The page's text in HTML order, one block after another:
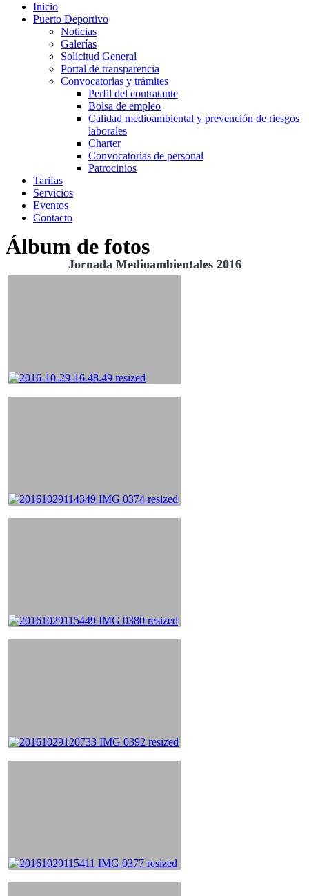
Inicio
Puerto Deportivo
Noticias
Galerías
Solicitud General
Portal de transparencia
Convocatorias y trámites
Perfil del contratante
Bolsa de empleo
Calidad medioambiental y prevención de riesgos
laborales
Charter
Convocatorias de personal
Patrocinios
Tarifas
Servicios
Eventos
Contacto
Álbum de fotos
Jornada Medioambientales 2016